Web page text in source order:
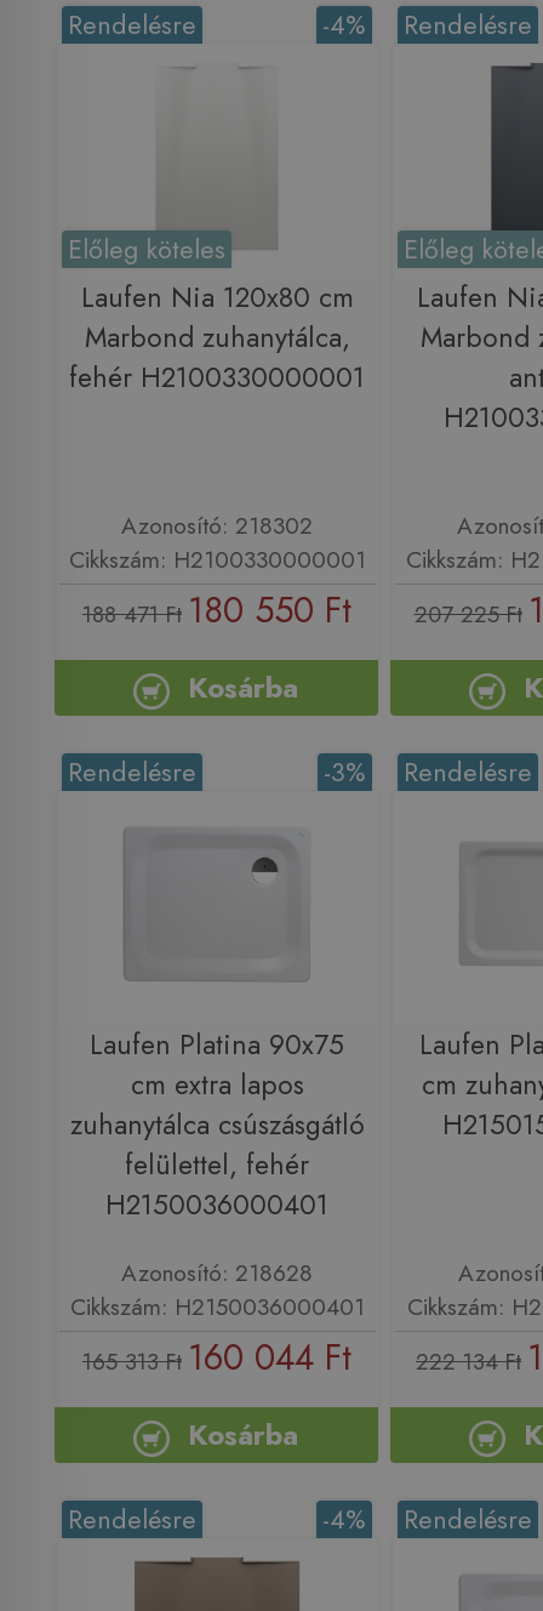
-4%
Rendelésre
Előleg köteles
Laufen Nia 120x80 cm
Marbond zuhanytálca,
fehér H2100330000001
Azonosító: 218302
Cikkszám: H2100330000001
188 471 Ft 180 550 Ft
Kosárba
Rendelésre
Előleg
Laufen
Marbond
Cikkszám:
207 225 Ft
-3%
Rendelésre
Laufen Platina 90x75
cm extra lapos
zuhanytálca csúszásgátló
felülettel, fehér
H2150036000401
Azonosító: 218628
Cikkszám: H2150036000401
165 313 Ft 160 044 Ft
Kosárba
Rendelésre
Laufen
cm
Cikkszám:
222 134 Ft
-4%
Rendelésre Rendelésre